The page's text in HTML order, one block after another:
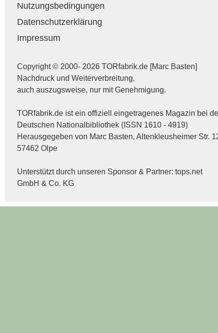
Nutzungsbedingungen
Datenschutzerklärung
Impressum
Copyright © 2000- 2026 TORfabrik.de [Marc Basten]
Nachdruck und Weiterverbreitung,
auch auszugsweise, nur mit Genehmigung.
TORfabrik.de ist ein offiziell eingetragenes Magazin bei
Deutschen Nationalbibliothek (ISSN 1610 - 4919)
Herausgegeben von Marc Basten, Altenkleusheimer Str.
57462 Olpe
Unterstützt durch unseren Sponsor & Partner: tops.net
GmbH & Co. KG